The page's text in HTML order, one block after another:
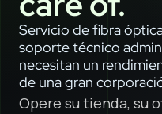
Servicio de fibra
soporte técnico
necesitan un
de una gran
Opere su tienda, su